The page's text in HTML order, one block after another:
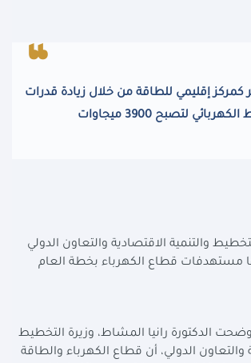
كمركز إقليمي للطاقة من خلال زيادة قدرات
لتصبح 3900 ميجاوات
والتنمية الاقتصادية والتعاون الدولي
مستهدفات قطاع الكهرباء بخطة العام
الدكتورة رانيا المشاط، وزيرة التخطيط
والتعاون الدولي، أن قطاع الكهرباء والطاقة